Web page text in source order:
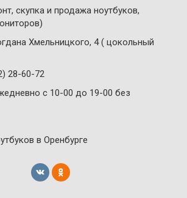
скупка и продажа ноутбуков,
Хмельницкого, 4 ( цокольный
28-60-72
с 10-00 до 19-00 без
в Оренбурге